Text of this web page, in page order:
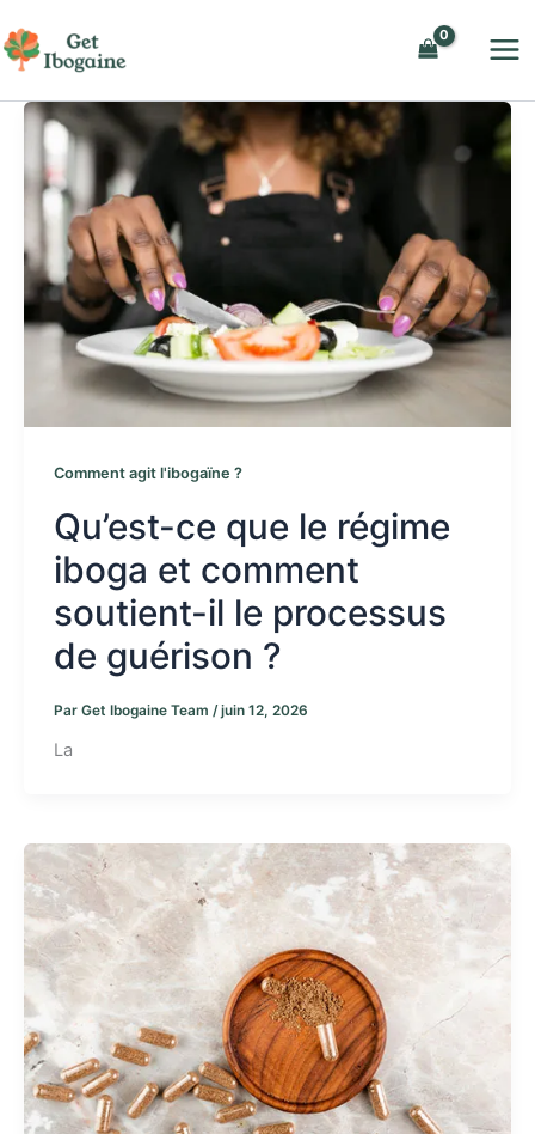
au
contenu
Comment agit l'ibogaïne ?
Qu’est-ce que le régime
iboga et comment
soutient-il le processus
de guérison ?
Par Get Ibogaine Team /juin 12, 2026
La